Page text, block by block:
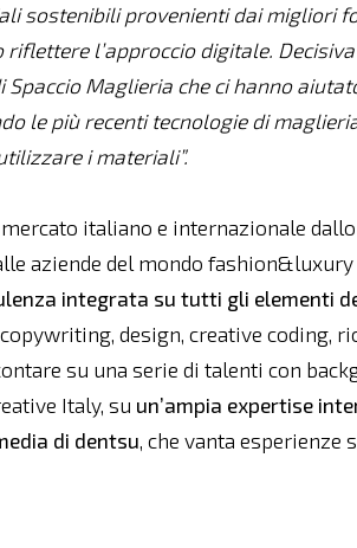
sostenibili provenienti dai migliori
riflettere l’approccio digitale.
Spaccio Maglieria che ci hanno
le più recenti tecnologie di
i materiali”.
italiano e internazionale
aziende del mondo
integrata su tutti gli elementi
design, creative coding,
su una serie di talenti con
Italy, su un’ampia expertise
di dentsu, che vanta